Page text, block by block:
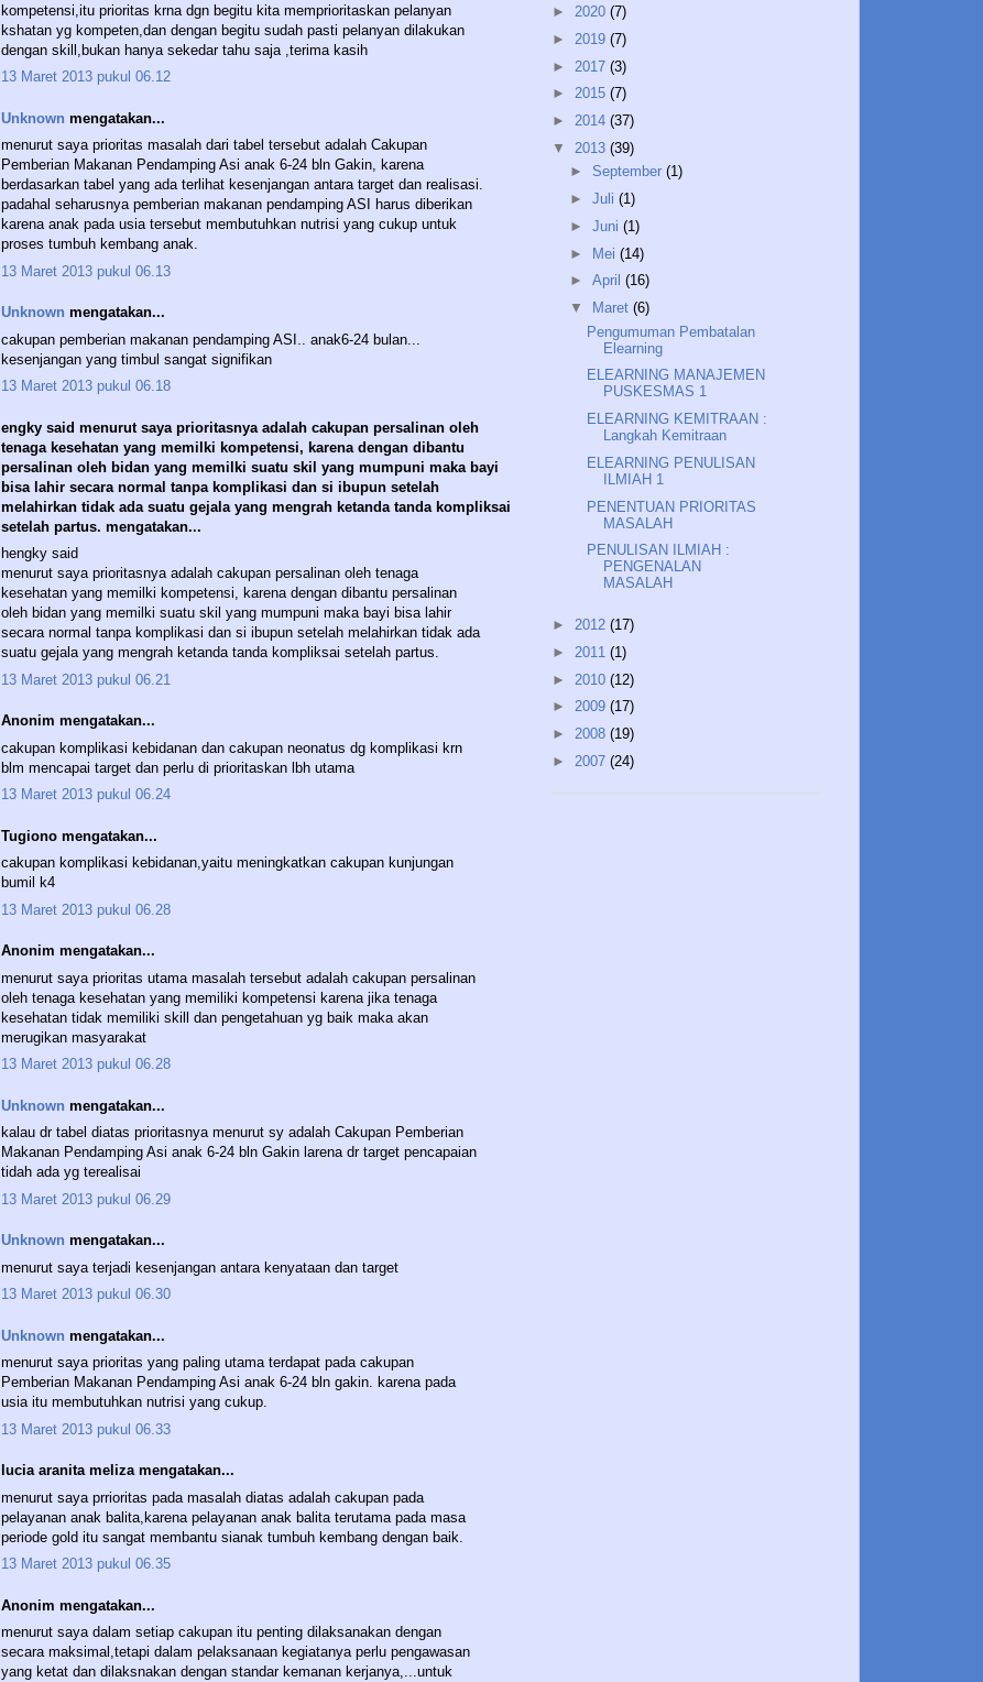
kompetensi,itu prioritas krna dgn begitu kita memprioritaskan pelanyan
kshatan yg kompeten,dan dengan begitu sudah pasti pelanyan dilakukan
dengan skill,bukan hanya sekedar tahu saja ,terima kasih
13 Maret 2013 pukul 06.12
Unknown mengatakan...
menurut saya prioritas masalah dari tabel tersebut adalah Cakupan
Pemberian Makanan Pendamping Asi anak 6-24 bln Gakin, karena
berdasarkan tabel yang ada terlihat kesenjangan antara target dan realisasi.
padahal seharusnya pemberian makanan pendamping ASI harus diberikan
karena anak pada usia tersebut membutuhkan nutrisi yang cukup untuk
proses tumbuh kembang anak.
13 Maret 2013 pukul 06.13
Unknown mengatakan...
cakupan pemberian makanan pendamping ASI.. anak6-24 bulan...
kesenjangan yang timbul sangat signifikan
13 Maret 2013 pukul 06.18
engky said menurut saya prioritasnya adalah cakupan persalinan oleh
tenaga kesehatan yang memilki kompetensi, karena dengan dibantu
persalinan oleh bidan yang memilki suatu skil yang mumpuni maka bayi
bisa lahir secara normal tanpa komplikasi dan si ibupun setelah
melahirkan tidak ada suatu gejala yang mengrah ketanda tanda kompliksai
setelah partus. mengatakan...
hengky said
menurut saya prioritasnya adalah cakupan persalinan oleh tenaga
kesehatan yang memilki kompetensi, karena dengan dibantu persalinan
oleh bidan yang memilki suatu skil yang mumpuni maka bayi bisa lahir
secara normal tanpa komplikasi dan si ibupun setelah melahirkan tidak ada
suatu gejala yang mengrah ketanda tanda kompliksai setelah partus.
13 Maret 2013 pukul 06.21
Anonim mengatakan...
cakupan komplikasi kebidanan dan cakupan neonatus dg komplikasi krn
blm mencapai target dan perlu di prioritaskan lbh utama
13 Maret 2013 pukul 06.24
Tugiono mengatakan...
cakupan komplikasi kebidanan,yaitu meningkatkan cakupan kunjungan
bumil k4
13 Maret 2013 pukul 06.28
Anonim mengatakan...
menurut saya prioritas utama masalah tersebut adalah cakupan persalinan
oleh tenaga kesehatan yang memiliki kompetensi karena jika tenaga
kesehatan tidak memiliki skill dan pengetahuan yg baik maka akan
merugikan masyarakat
13 Maret 2013 pukul 06.28
Unknown mengatakan...
kalau dr tabel diatas prioritasnya menurut sy adalah Cakupan Pemberian
Makanan Pendamping Asi anak 6-24 bln Gakin larena dr target pencapaian
tidah ada yg terealisai
13 Maret 2013 pukul 06.29
Unknown mengatakan...
menurut saya terjadi kesenjangan antara kenyataan dan target
13 Maret 2013 pukul 06.30
Unknown mengatakan...
menurut saya prioritas yang paling utama terdapat pada cakupan
Pemberian Makanan Pendamping Asi anak 6-24 bln gakin. karena pada
usia itu membutuhkan nutrisi yang cukup.
13 Maret 2013 pukul 06.33
lucia aranita meliza mengatakan...
menurut saya prrioritas pada masalah diatas adalah cakupan pada
pelayanan anak balita,karena pelayanan anak balita terutama pada masa
periode gold itu sangat membantu sianak tumbuh kembang dengan baik.
13 Maret 2013 pukul 06.35
Anonim mengatakan...
menurut saya dalam setiap cakupan itu penting dilaksanakan dengan
secara maksimal,tetapi dalam pelaksanaan kegiatanya perlu pengawasan
yang ketat dan dilaksnakan dengan standar kemanan kerjanya,...untuk
► 2020 (7)
► 2019 (7)
► 2017 (3)
► 2015 (7)
► 2014 (37)
▼ 2013 (39)
► September (1)
► Juli (1)
► Juni (1)
► Mei (14)
► April (16)
▼
Maret (6)
Pengumuman Pembatalan
Elearning
ELEARNING MANAJEMEN
PUSKESMAS 1
ELEARNING KEMITRAAN :
Langkah Kemitraan
ELEARNING PENULISAN
ILMIAH 1
PENENTUAN PRIORITAS
MASALAH
PENULISAN ILMIAH :
PENGENALAN
MASALAH
► 2012 (17)
► 2011 (1)
► 2010 (12)
► 2009 (17)
► 2008 (19)
► 2007 (24)